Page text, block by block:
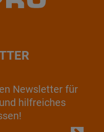
Newsletter für
hilfreiches